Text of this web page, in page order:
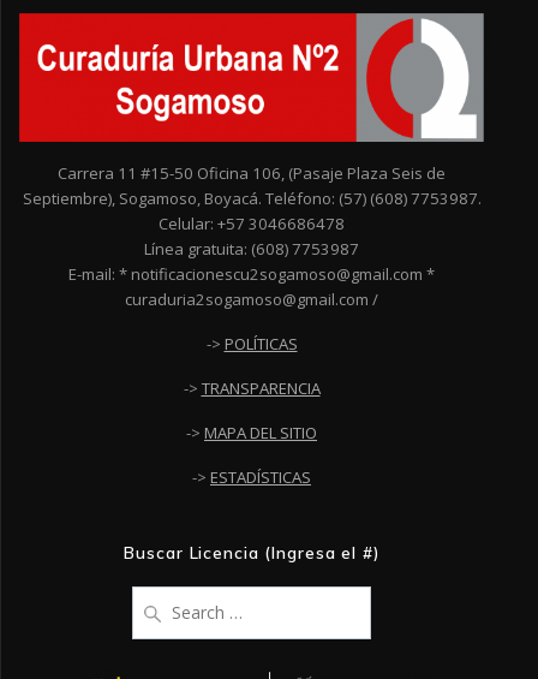
Carrera 11 #15-50 Oficina 106, (Pasaje Plaza Seis de
Septiembre), Sogamoso, Boyacá. Teléfono: (57) (608) 7753987.
Celular: +57 3046686478
Línea gratuita: (608) 7753987
E-mail: * notificacionescu2sogamoso@gmail.com *
curaduria2sogamoso@gmail.com /
-> POLÍTICAS
-> TRANSPARENCIA
-> MAPA DEL SITIO
-> ESTADÍSTICAS
Buscar Licencia (Ingresa el #)
for: